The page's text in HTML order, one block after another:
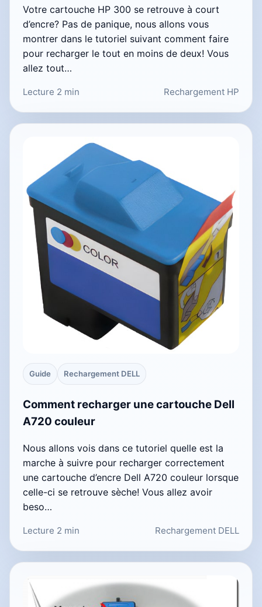
Votre cartouche HP 300 se retrouve à court
d’encre? Pas de panique, nous allons vous
montrer dans le tutoriel suivant comment faire
pour recharger le tout en moins de deux! Vous
allez tout…
Lecture 2 min Rechargement HP
Guide Rechargement DELL
Comment recharger une cartouche Dell
A720 couleur
Nous allons vois dans ce tutoriel quelle est la
marche à suivre pour recharger correctement
une cartouche d’encre Dell A720 couleur lorsque
celle-ci se retrouve sèche! Vous allez avoir
beso…
Lecture 2 min Rechargement DELL